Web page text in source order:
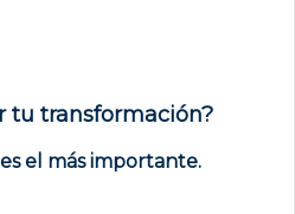
tu transformación?
el más importante.